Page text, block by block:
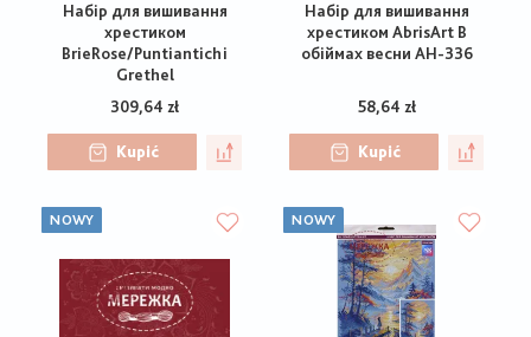
Набір для вишивання
хрестиком
BrieRose/Puntiantichi
Grethel
309,64 zł
Kupić
Набір для вишивання
хрестиком AbrisArt В
обіймах весни АН-336
58,64 zł
Kupić
NOWY NOWY